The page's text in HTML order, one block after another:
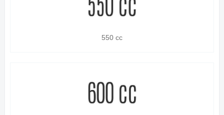
550 cc